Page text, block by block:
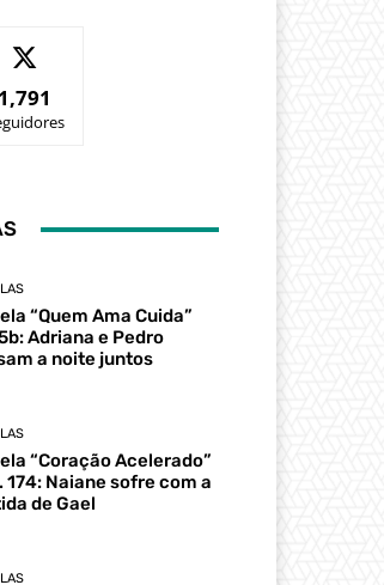
1,791
“Quem Ama Cuida”
Adriana e Pedro
a noite juntos
“Coração Acelerado”
174: Naiane sofre com a
de Gael